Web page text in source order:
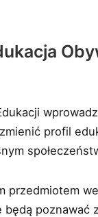
profil
przedmiotem
poznawać